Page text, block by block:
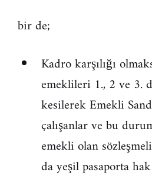
bir de;
Kadro karşılığı
emeklileri 1., 2 ve 3.
kesilerek Emekli
çalışanlar ve bu
emekli olan
da yeşil pasaporta